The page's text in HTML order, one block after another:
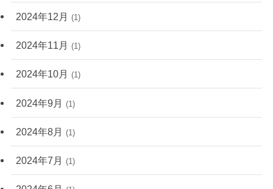
2024年12月 (1)
2024年11月 (1)
2024年10月 (1)
2024年9月 (1)
2024年8月 (1)
2024年7月 (1)